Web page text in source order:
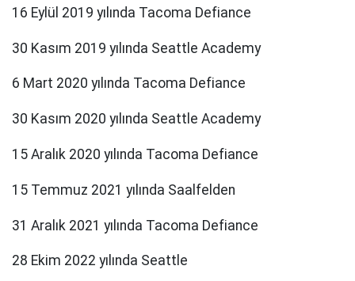
16 Eylül 2019 yılında Tacoma Defiance
30 Kasım 2019 yılında Seattle Academy
6 Mart 2020 yılında Tacoma Defiance
30 Kasım 2020 yılında Seattle Academy
15 Aralık 2020 yılında Tacoma Defiance
15 Temmuz 2021 yılında Saalfelden
31 Aralık 2021 yılında Tacoma Defiance
28 Ekim 2022 yılında Seattle